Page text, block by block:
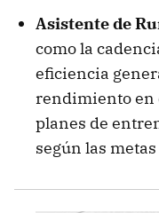
Asistente de
como la
eficiencia
rendimiento en
planes de
según las